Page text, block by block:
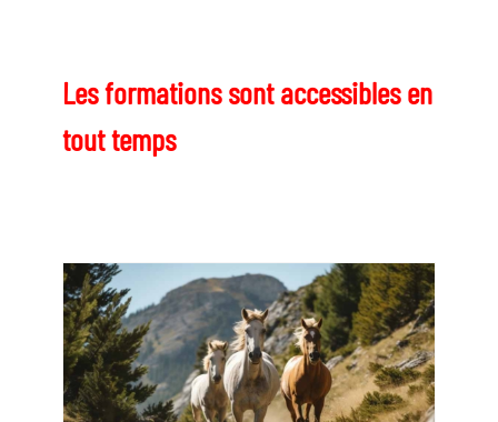
Les formations sont accessibles en
tout temps